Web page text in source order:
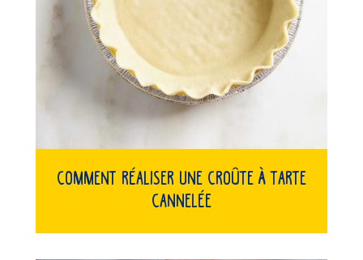
Comment réaliser une croûte à tarte
cannelée